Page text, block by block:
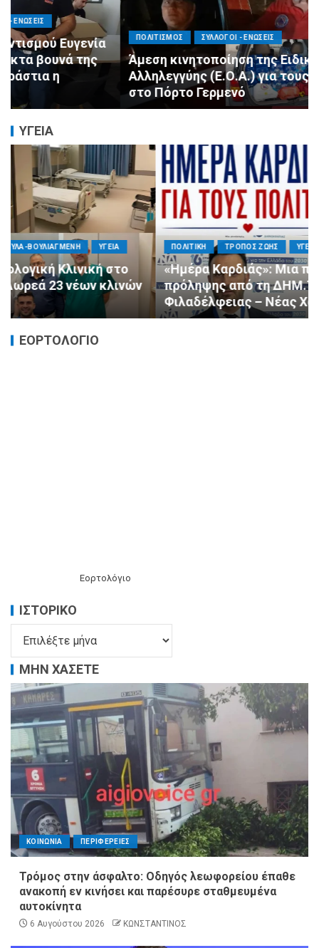
ΠΟΛΙΤΙΣΜΟΣ ΣΥΛΛΟΓΟΙ - ΕΝΩΣΕΙΣ
Άμεση κινητοποίηση της Ειδικής Ομάδας
Αλληλεγγύης (Ε.Ο.Α.) για τους πυροσβέστες
στο Πόρτο Γερμενό
ΥΓΕΙΑ
ΠΟΛΙΤΙΚΗ ΤΡΟΠΟΣ ΖΩΗΣ ΥΓΕΙΑ
«Ημέρα Καρδιάς»: Μια πρωτοποριακή δράση
πρόληψης από τη ΔΗΜ.ΤΟ. Νέας
Φιλαδέλφειας – Νέας Χαλκηδόνας
ΕΟΡΤΟΛΟΓΙΟ
Εορτολόγιο
ΙΣΤΟΡΙΚΌ
ΜΗΝ ΧΑΣΕΤΕ
ΚΟΙΝΩΝΙΑ ΠΕΡΙΦΕΡΕΙΕΣ
Τρόμος στην άσφαλτο: Οδηγός λεωφορείου έπαθε
ανακοπή εν κινήσει και παρέσυρε σταθμευμένα
αυτοκίνητα
6 Αυγούστου 2026 ΚΩΝΣΤΑΝΤΙΝΟΣ